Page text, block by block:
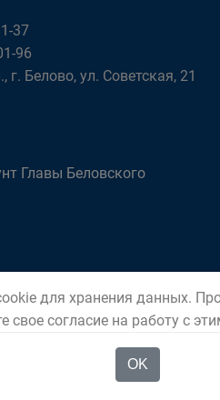
37
96
Белово, ул. Советская, 21
Главы Беловского
персональных
для хранения данных.
свое согласие на работу с
OK